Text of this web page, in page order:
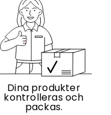
Dina produkter
kontrolleras och
packas.